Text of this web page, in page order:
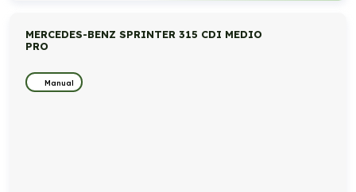
MERCEDES-BENZ SPRINTER 315 CDI MEDIO
PRO
Manual